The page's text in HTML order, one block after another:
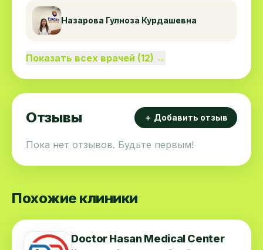
Назарова Гулноза Курдашевна
Показать всех врачей (12) →
Отзывы ＋ Добавить отзыв
Пока нет отзывов. Будьте первым!
Похожие клиники
Doctor Hasan Medical Center